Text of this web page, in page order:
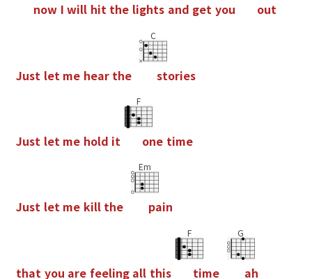
now I will hit the lights and get you out
Just let me hear the
C
stories
Just let me hold it
F
one time
Just let me kill the
Em
pain
that you are feeling all this
F
time
G
ah